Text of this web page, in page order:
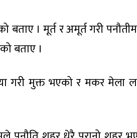
। मूर्त र अमूर्त गरी
बताए ।
गरी मुक्त भएको र मकर मेला